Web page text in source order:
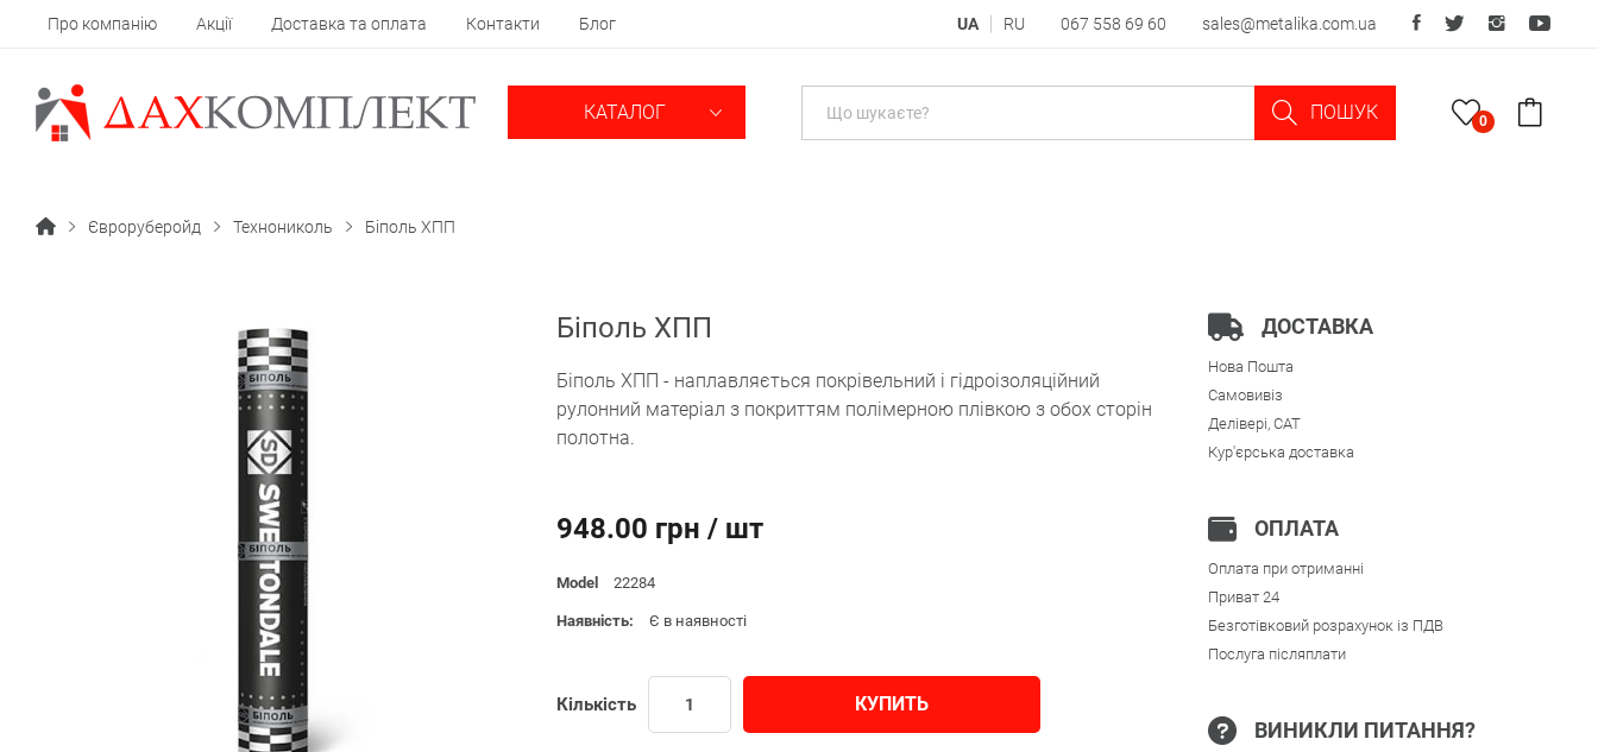
Про компанію Акції Доставка та оплата Контакти Блог UA RU 067 558 69 60 sales@metalika.com.ua
КАТАЛОГ ПОШУК 0
Євроруберойд Технониколь Біполь ХПП
Біполь ХПП
Біполь ХПП - наплавляється покрівельний і гідроізоляційний
рулонний матеріал з покриттям полімерною плівкою з обох сторін
полотна.
948.00 грн / шт
Model 22284
Наявність: Є в наявності
Кількість КУПИТЬ
ДОСТАВКА
Нова Пошта
Самовивіз
Делівері, CAT
Кур'єрська доставка
ОПЛАТА
Оплата при отриманні
Приват 24
Безготівковий розрахунок із ПДВ
Послуга післяплати
ВИНИКЛИ ПИТАННЯ?